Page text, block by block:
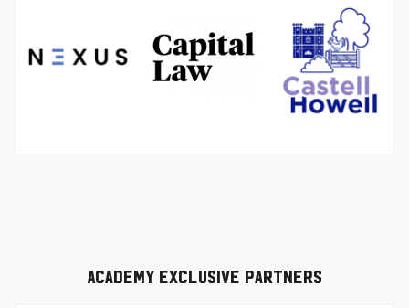
图
像
Academy Exclusive Partners